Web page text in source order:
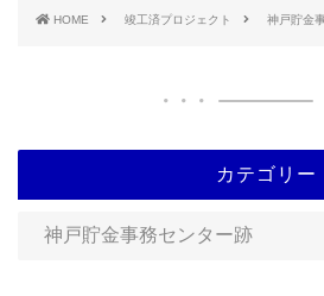
HOME 竣工済プロジェクト 神戸貯金
カテゴリー